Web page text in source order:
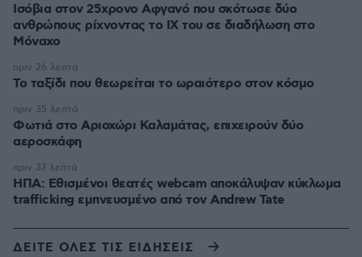
Ισόβια στον 25χρονο Αφγανό που σκότωσε δύο
ανθρώπους ρίχνοντας το ΙΧ του σε διαδήλωση στο
Μόναχο
Το ταξίδι που θεωρείται το ωραιότερο στον κόσμο
πριν 26 λεπτά
Φωτιά στο Αριοχώρι Καλαμάτας, επιχειρούν δύο
αεροσκάφη
πριν 35 λεπτά
ΗΠΑ: Εθισμένοι θεατές webcam αποκάλυψαν κύκλωμα
trafficking εμπνευσμένο από τον Andrew Tate
πριν 37 λεπτά
ΔΕΙΤΕ ΟΛΕΣ ΤΙΣ ΕΙΔΗΣΕΙΣ